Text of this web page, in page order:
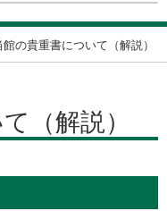
館の貴重書について（解説）
（解説）